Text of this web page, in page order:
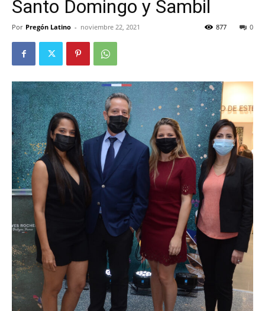
Santo Domingo y Sambil
Por Pregón Latino - noviembre 22, 2021 0
877